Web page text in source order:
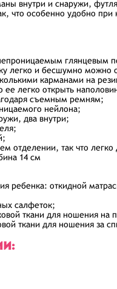
внутри и снаружи,
что особенно удобно
глянцевым
легко и бесшумно можно
карманами на
ее легко открыть
съемным ремням;
нейлона;
два внутри;
отделении, так что легко
14 см
ребенка: откидной
салфеток;
ткани для ношения на
ткани для ношения за